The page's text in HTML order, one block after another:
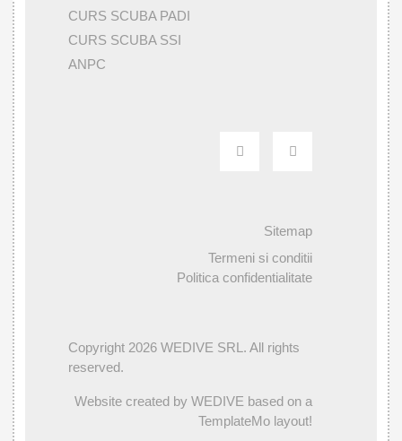
CURS SCUBA PADI
CURS SCUBA SSI
ANPC
Sitemap
Termeni si conditii
Politica confidentialitate
Copyright 2026 WEDIVE SRL. All rights
reserved.
Website created by WEDIVE based on a
TemplateMo layout!